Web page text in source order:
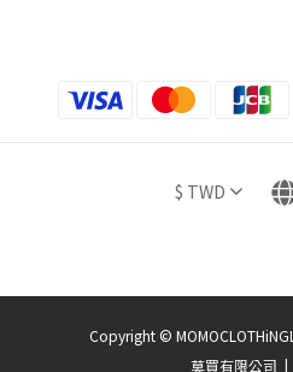
$ TWD
Copyright ©
莫買有限公司